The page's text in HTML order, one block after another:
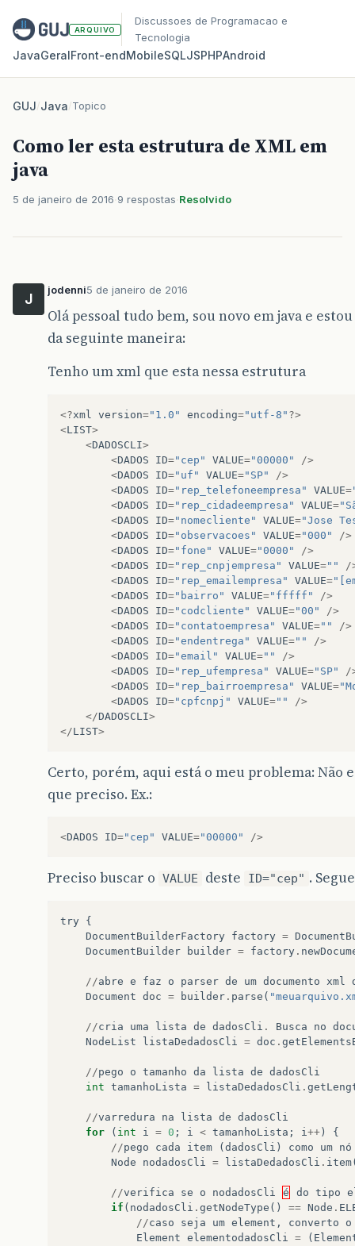
ARQUIVO
Discussoes de Programacao e
Tecnologia
JavaGeralFront‑endMobileSQLJSPHPAndroid
GUJ/Java/Topico
Como ler esta estrutura de XML em
java
5 de janeiro de 2016 9 respostas Resolvido
J
jodenni5 de janeiro de 2016
Olá pessoal tudo bem, sou novo em java e
da seguinte maneira:
Tenho um xml que esta nessa estrutura
<?xml version="1.0" encoding="utf-8" ?>
<LIST>
<DADOSCLI>
<DADOS ID="cep" VALUE="00000"
/>
<DADOS ID="uf" VALUE="SP"
/>
<DADOS ID="rep_telefoneempresa" VALUE=
<DADOS ID="rep_cidadeempresa" VALUE=
<DADOS ID="nomecliente" VALUE="Jose
<DADOS ID="observacoes" VALUE="000"
/>
<DADOS ID="fone" VALUE="0000"
/>
<DADOS ID="rep_cnpjempresa" VALUE=""
/
<DADOS ID="rep_emailempresa" VALUE=
<DADOS ID="bairro" VALUE="fffff"
/>
<DADOS ID="codcliente" VALUE="00"
/>
<DADOS ID="contatoempresa" VALUE=""
/>
<DADOS ID="endentrega" VALUE=""
/>
<DADOS ID="email" VALUE=""
/>
<DADOS ID="rep_ufempresa" VALUE="SP"
/
<DADOS ID="rep_bairroempresa" VALUE=
<DADOS ID="cpfcnpj" VALUE=""
/>
</DADOSCLI>
</LIST>
Certo, porém, aqui está o meu problema: Não
que preciso. Ex.:
<DADOS ID="cep" VALUE="00000" />
Preciso buscar o VALUE deste ID="cep" .
try {
DocumentBuilderFactory factory =
DocumentBuilder
builder = factory .
//abre e faz o parser de um documento xml
Document doc = builder . parse (
//cria uma lista de dadosCli . Busca no
NodeList
listaDedadosCli = doc .
//pego o tamanho da lista de dadosCli
int tamanhoLista = listaDedadosCli .
//varredura na lista de dadosCli
for
( int i = 0 ; i < tamanhoLista ; i ++ )
{
//pego cada item ( dadosCli ) como um nó
Node
nodadosCli = listaDedadosCli . item
//verifica se o nodadosCli é do tipo
if ( nodadosCli . getNodeType () == Node .
//caso seja um element , converto
o
Element elementodadosCli = (